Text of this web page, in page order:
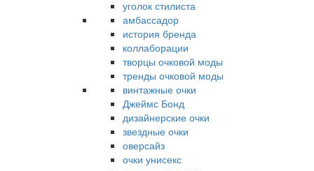
уголок стилиста
амбассадор
история бренда
коллаборации
творцы очковой моды
тренды очковой моды
винтажные очки
Джеймс Бонд
дизайнерские очки
звездные очки
оверсайз
очки унисекс